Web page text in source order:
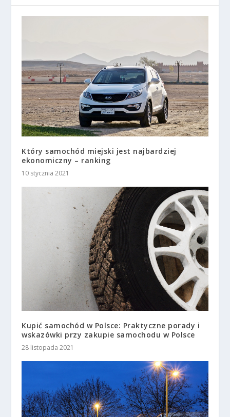
Który samochód miejski jest najbardziej
ekonomiczny – ranking
10 stycznia 2021
Kupić samochód w Polsce: Praktyczne porady i
wskazówki przy zakupie samochodu w Polsce
28 listopada 2021